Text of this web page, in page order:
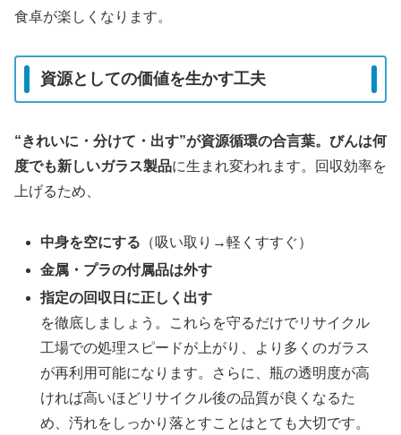
食卓が楽しくなります。
資源としての価値を生かす工夫
“きれいに・分けて・出す”が資源循環の合言葉。びんは何
度でも新しいガラス製品に生まれ変われます。回収効率を
上げるため、
中身を空にする （吸い取り→軽くすすぐ）
金属・プラの付属品は外す
指定の回収日に正しく出す
を徹底しましょう。これらを守るだけでリサイクル
工場での処理スピードが上がり、より多くのガラス
が再利用可能になります。さらに、瓶の透明度が高
ければ高いほどリサイクル後の品質が良くなるた
め、汚れをしっかり落とすことはとても大切です。